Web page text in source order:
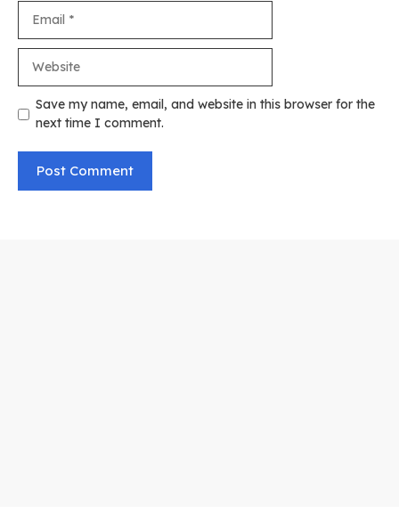
Save my name, email, and website in this browser for the
next time I comment.